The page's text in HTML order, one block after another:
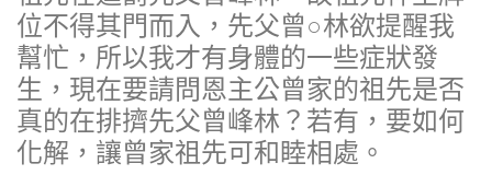
位不得其門而入，先父曾○林欲提醒我
幫忙，所以我才有身體的一些症狀發
生，現在要請問恩主公曾家的祖先是否
真的在排擠先父曾峰林？若有，要如何
化解，讓曾家祖先可和睦相處。